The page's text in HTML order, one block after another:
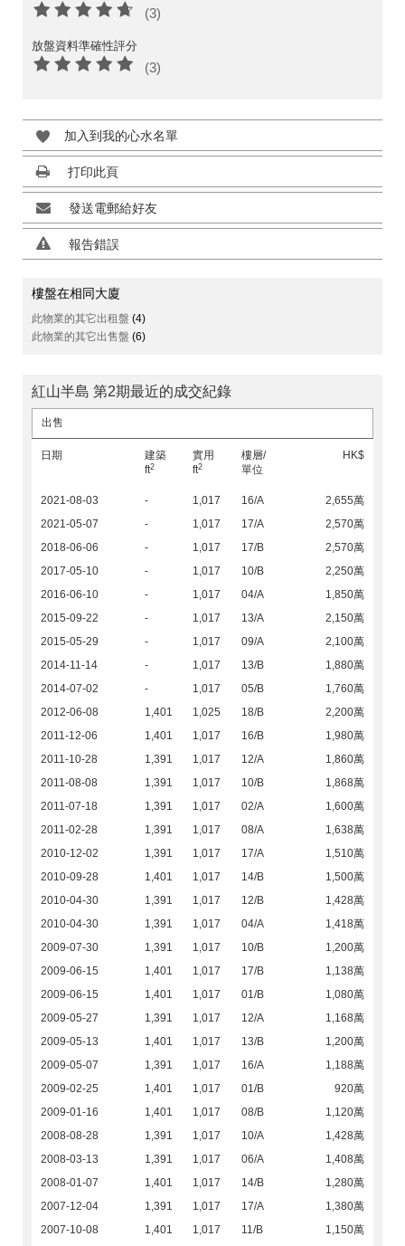
(3)
放盤資料準確性評分
(3)
加入到我的心水名單
打印此頁
發送電郵給好友
報告錯誤
樓盤在相同大廈
此物業的其它出租盤 (4)
此物業的其它出售盤 (6)
紅山半島 第2期最近的成交紀錄
出售
日期
建築
ft2
實用
ft2
樓層/
單位
HK$
2021-08-03 - 1,017 16/A
2,655萬
2021-05-07
- 1,017 17/A
2,570萬
2018-06-06
- 1,017 17/B
2,570萬
2017-05-10
- 1,017 10/B
2,250萬
2016-06-10
- 1,017 04/A
1,850萬
2015-09-22
- 1,017 13/A
2,150萬
2015-05-29
- 1,017 09/A
2,100萬
2014-11-14
- 1,017 13/B
1,880萬
2014-07-02
- 1,017 05/B
1,760萬
2012-06-08
1,401 1,025 18/B
2,200萬
2011-12-06
1,401 1,017 16/B
1,980萬
2011-10-28
1,391 1,017 12/A
1,860萬
2011-08-08
1,391 1,017 10/B
1,868萬
2011-07-18
1,391 1,017 02/A
1,600萬
2011-02-28
1,391 1,017 08/A
1,638萬
2010-12-02
1,391 1,017 17/A
1,510萬
2010-09-28
1,401 1,017 14/B
1,500萬
2010-04-30
1,391 1,017 12/B
1,428萬
2010-04-30
1,391 1,017 04/A
1,418萬
2009-07-30
1,391 1,017 10/B
1,200萬
2009-06-15
1,401 1,017 17/B
1,138萬
2009-06-15
1,401 1,017 01/B
1,080萬
2009-05-27
1,391 1,017 12/A
1,168萬
2009-05-13
1,401 1,017 13/B
1,200萬
2009-05-07
1,391 1,017 16/A
1,188萬
2009-02-25
1,401 1,017 01/B
920萬
2009-01-16
1,401 1,017 08/B
1,120萬
2008-08-28
1,391 1,017 10/A
1,428萬
2008-03-13
1,391 1,017 06/A
1,408萬
2008-01-07
1,401 1,017 14/B
1,280萬
2007-12-04
1,391 1,017 17/A
1,380萬
2007-10-08
1,401 1,017 11/B
1,150萬